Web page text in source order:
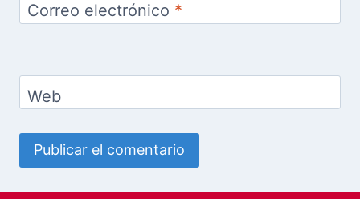
Correo electrónico *
Web